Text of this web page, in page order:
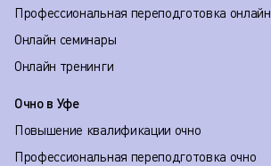
Профессиональная переподготовка онлайн
Онлайн семинары
Онлайн тренинги
Очно в Уфе
Повышение квалификации очно
Профессиональная переподготовка очно